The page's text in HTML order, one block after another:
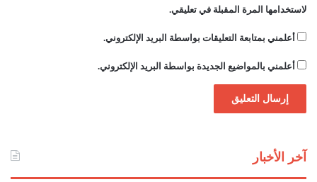
ة
لاستخدامها المرة المقبلة في تعليقي.
أعلمني بمتابعة التعليقات بواسطة البريد الإلكتروني.
أعلمني بالمواضيع الجديدة بواسطة البريد الإلكتروني.
آخر الأخبار